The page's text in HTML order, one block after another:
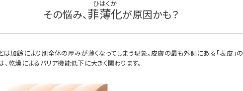
その悩み、菲薄化が原因かも？
は加齢により肌全体の厚みが薄くなってしまう現象。皮膚の最も外側にある「表皮」の
、乾燥によるバリア機能低下に大きく関わります。